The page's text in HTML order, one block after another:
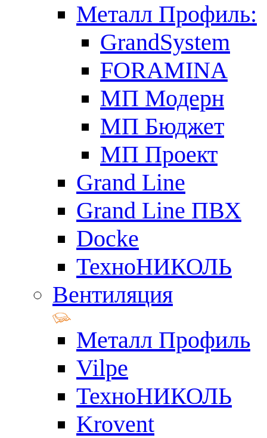
Металл Профиль:
GrandSystem
FORAMINA
МП Модерн
МП Бюджет
МП Проект
Grand Line
Grand Line ПВХ
Docke
ТехноНИКОЛЬ
Вентиляция
Металл Профиль
Vilpe
ТехноНИКОЛЬ
Krovent